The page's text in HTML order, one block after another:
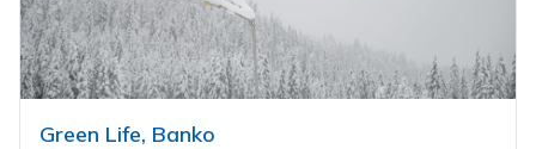
Green Life, Banko